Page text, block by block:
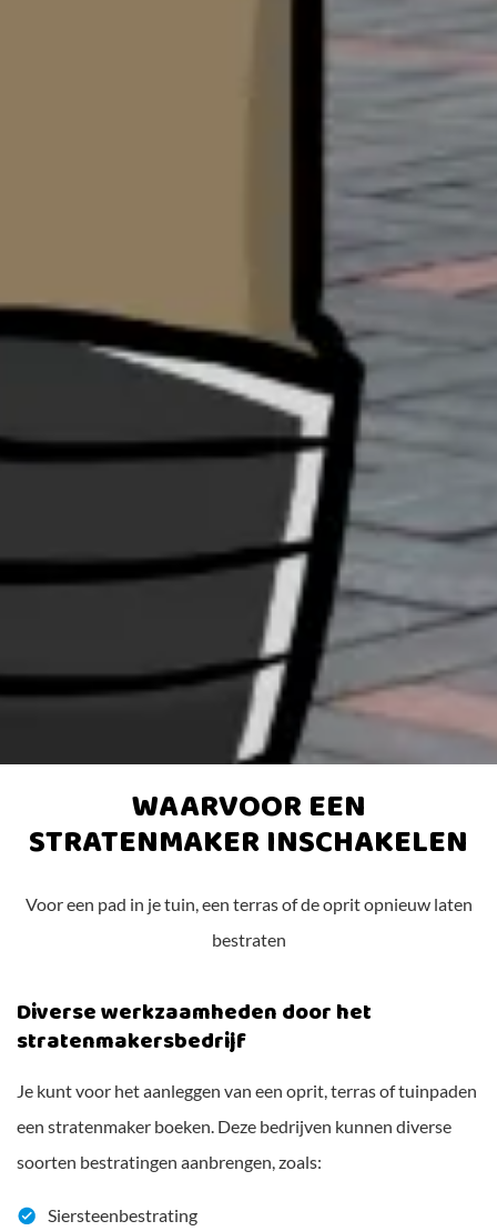
WAARVOOR EEN
STRATENMAKER INSCHAKELEN
Voor een pad in je tuin, een terras of de oprit opnieuw laten
bestraten
Diverse werkzaamheden door het
stratenmakersbedrijf
Je kunt voor het aanleggen van een oprit, terras of tuinpaden
een stratenmaker boeken. Deze bedrijven kunnen diverse
soorten bestratingen aanbrengen, zoals:
Siersteenbestrating